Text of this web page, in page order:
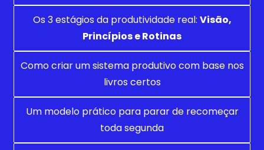
Os 3 estágios da produtividade real: Visão,
Princípios e Rotinas
Como criar um sistema produtivo com base nos
livros certos
Um modelo prático para parar de recomeçar
toda segunda